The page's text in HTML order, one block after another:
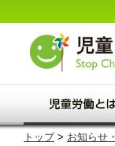
トップ> お知らせ